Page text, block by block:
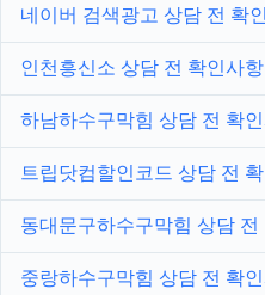
네이버 검색광고 상담 전 확
인천흥신소 상담 전 확인사
하남하수구막힘 상담 전 확
트립닷컴할인코드 상담 전
동대문구하수구막힘 상담 전
중랑하수구막힘 상담 전 확